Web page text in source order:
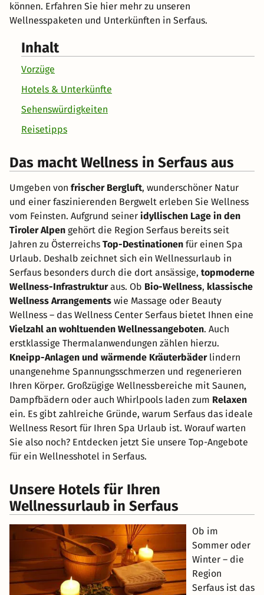
können. Erfahren Sie hier mehr zu unseren
Wellnesspaketen und Unterkünften in Serfaus.
Inhalt
Vorzüge
Hotels & Unterkünfte
Sehenswürdigkeiten
Reisetipps
Das macht Wellness in Serfaus aus
Umgeben von frischer Bergluft, wunderschöner Natur
und einer faszinierenden Bergwelt erleben Sie Wellness
vom Feinsten. Aufgrund seiner idyllischen Lage in den
Tiroler Alpen gehört die Region Serfaus bereits seit
Jahren zu Österreichs Top-Destinationen für einen Spa
Urlaub. Deshalb zeichnet sich ein Wellnessurlaub in
Serfaus besonders durch die dort ansässige, topmoderne
Wellness-Infrastrukturaus. Ob Bio-Wellness, klassische
Wellness Arrangements wie Massage oder Beauty
Wellness – das Wellness Center Serfaus bietet Ihnen eine
Vielzahl an wohltuenden Wellnessangeboten. Auch
erstklassige Thermalanwendungen zählen hierzu.
Kneipp-Anlagen und wärmende Kräuterbäderlindern
unangenehme Spannungsschmerzen und regenerieren
Ihren Körper. Großzügige Wellnessbereiche mit Saunen,
Dampfbädern oder auch Whirlpools laden zum Relaxen
ein. Es gibt zahlreiche Gründe, warum Serfaus das ideale
Wellness Resort für Ihren Spa Urlaub ist. Worauf warten
Sie also noch? Entdecken jetzt Sie unsere Top-Angebote
für ein Wellnesshotel in Serfaus.
Unsere Hotels für Ihren
Wellnessurlaub in Serfaus
Ob im
Sommer oder
Winter – die
Region
Serfaus ist das